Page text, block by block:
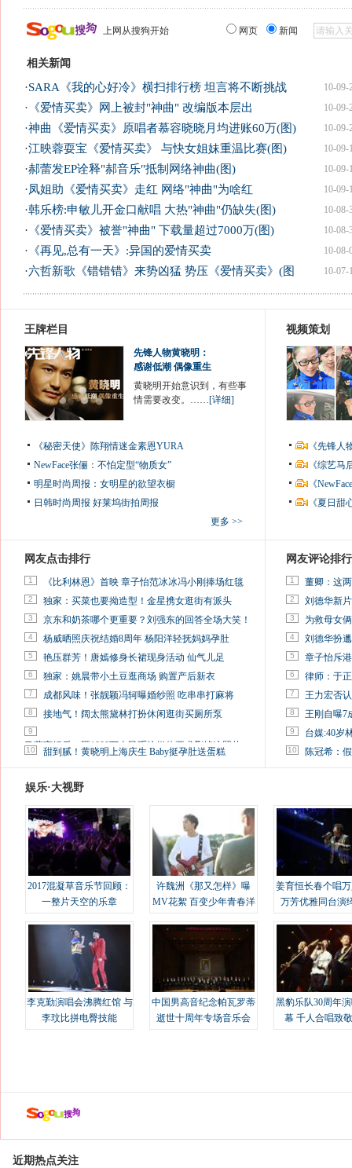
上网从搜狗开始 网页 新闻
相关新闻
10-09-
·SARA《我的心好冷》横扫排行榜 坦言将不断挑战
10-09-
· 《爱情买卖》网上被封"神曲" 改编版本层出
10-09-
·神曲《爱情买卖》原唱者慕容晓晓月均进账60万(图)
10-09-
·江映蓉耍宝《爱情买卖》 与快女姐妹重温比赛(图)
10-09-
·郝蕾发EP诠释"郝音乐"抵制网络神曲(图)
10-09-
·凤姐助《爱情买卖》走红 网络"神曲"为啥红
10-08-
·韩乐榜:申敏儿开金口献唱 大热"神曲"仍缺失(图)
10-08-
· 《爱情买卖》被誉"神曲" 下载量超过7000万(图)
10-08-
· 《再见,总有一天》:异国的爱情买卖
10-07-
·六哲新歌《错错错》来势凶猛 势压《爱情买卖》(图
王牌栏目
先锋人物黄晓明：
感谢低潮 偶像重生
黄晓明开始意识到，有些事
情需要改变。……[详细]
《秘密天使》陈翔情迷金素恩YURA
NewFace张俪：不怕定型“物质女”
明星时尚周报：女明星的欲望衣橱
日韩时尚周报 好莱坞街拍周报
更多 >>
视频策划
《先锋
《综艺
《
《夏日
网友点击排行
1 《比利林恩》首映 章子怡范冰冰冯小刚捧场红毯
2 独家：买菜也要拗造型！金星携女逛街有派头
3 京东和奶茶哪个更重要？刘强东的回答全场大笑！
4 杨威晒照庆祝结婚8周年 杨阳洋轻抚妈妈孕肚
5 艳压群芳！唐嫣修身长裙现身活动 仙气儿足
6 独家：姚晨带小土豆逛商场 购置产后新衣
7 成都风味！张靓颖冯轲曝婚纱照 吃串串打麻将
8 接地气！阔太熊黛林打扮休闲逛街买厕所泵
9
马蓉离婚后，砸1000万人民币给媒体要求删掉这照片
10 甜到腻！黄晓明上海庆生 Baby挺孕肚送蛋糕
网友评论排行
1 董卿：这
2 刘德华新
3 为救母女
4 刘德华扮
5 章子怡斥
6 律师：于
7 王力宏否
8 王刚自曝7
9 台媒:40岁
10 陈冠希：
娱乐·大视野
2017混凝草音乐节回顾：
一整片天空的乐章
许魏洲《那又怎样》曝
MV花絮 百变少年青春洋
姜育恒长春个唱
万芳优雅同台演
李克勤演唱会沸腾红馆 与
李玟比拼电臀技能
中国男高音纪念帕瓦罗蒂
逝世十周年专场音乐会
黑豹乐队30周年
幕 千人合唱致
近期热点关注